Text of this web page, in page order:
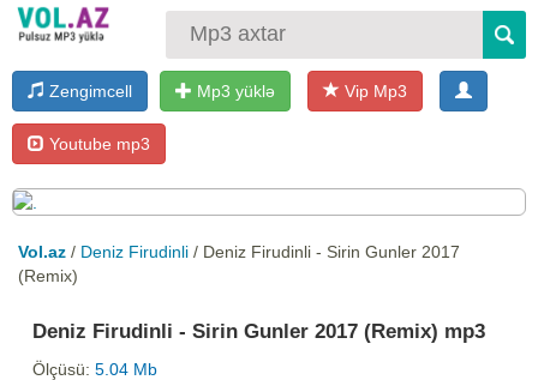
Zengimcell Mp3 yüklə Vip Mp3
Youtube mp3
Vol.az / Deniz Firudinli / Deniz Firudinli - Sirin Gunler 2017
(Remix)
Deniz Firudinli - Sirin Gunler 2017 (Remix) mp3
Ölçüsü:5.04 Mb